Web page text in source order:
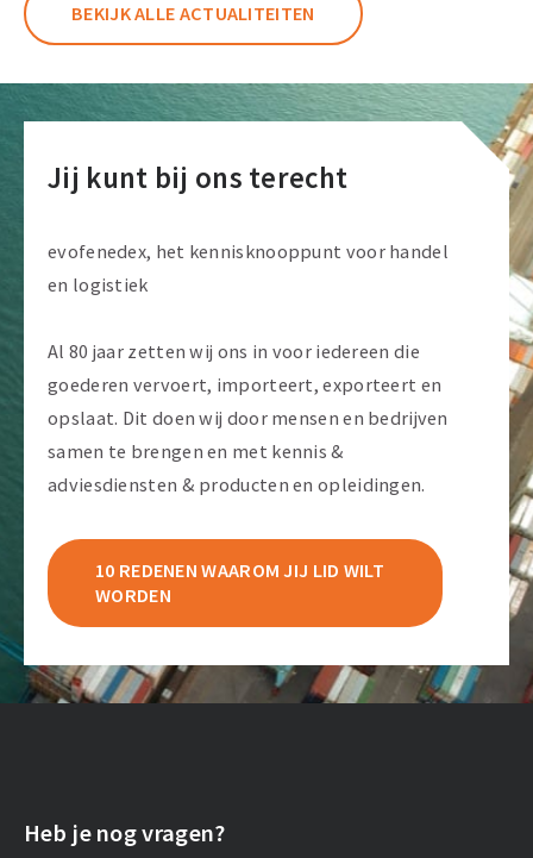
BEKIJK ALLE ACTUALITEITEN
Jij kunt bij ons terecht
evofenedex, het kennisknooppunt voor handel
en logistiek
Al 80 jaar zetten wij ons in voor iedereen die
goederen vervoert, importeert, exporteert en
opslaat. Dit doen wij door mensen en bedrijven
samen te brengen en met kennis &
adviesdiensten & producten en opleidingen.
10 REDENEN WAAROM JIJ LID WILT
WORDEN
Heb je nog vragen?